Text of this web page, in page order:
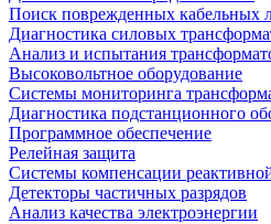
Поиск поврежденных кабельных
Диагностика силовых
Анализ и испытания
Высоковольтное оборудование
Системы мониторинга
Диагностика подстанционного
Программное обеспечение
Релейная защита
Системы компенсации
Детекторы частичных разрядов
Анализ качества электроэнергии